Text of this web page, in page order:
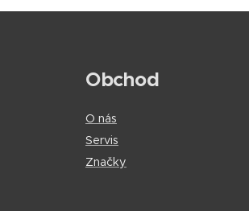
Obchod
O nás
Servis
Značky